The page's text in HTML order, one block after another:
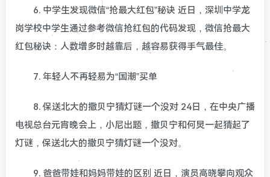
6. 中学生发现微信“抢最大红包”秘诀 近日，深圳中学龙
岗学校中学生通过参考微信抢红包的代码发现，微信抢最大
红包秘诀：人数增多时越靠后，越容易获得手气最佳。
7. 年轻人不再轻易为“国潮”买单
8. 保送北大的撒贝宁猜灯谜一个没对 24日，在中央广播
电视总台元宵晚会上，小尼出题，撒贝宁和何炅一起猜起了
灯谜，保送北大的撒贝宁猜灯谜一个没对。
9. 爸爸带娃和妈妈带娃的区别 近日，演员高晓攀向观众